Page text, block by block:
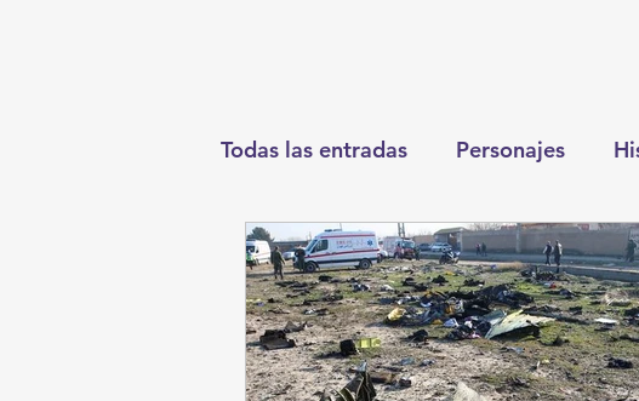
Todas las entradas Personajes
Deportes Salud
Round Cero Columnistas